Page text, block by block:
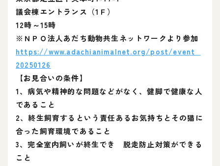
議会棟エントランス（1Ｆ）
12時～15時
※ＮＰＯ法人あだち動物共生ネットワークより参加
https://www.adachianimalnet.org/post/event_
20250126
【お見合いの条件】
1、病気や精神的な問題などがなく、健脚で健康な人
であること
2、終生飼育するという責任あるお気持ちとその猫に
合った飼育環境であること
3、完全室内飼いが終生でき 脱走防止対策ができる
こと